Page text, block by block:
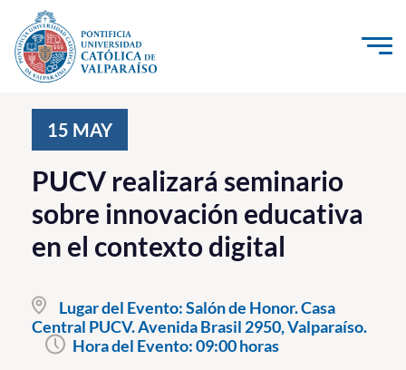
Click acá para ir directamente al contenido
Investigación, Creación e Innovación
PUCV Internacional
Vinculación con el Medio
Pregrado
Postgrado
15 MAY
PUCV realizará seminario
sobre innovación educativa
en el contexto digital
Lugar del Evento:Salón de Honor. Casa
Central PUCV. Avenida Brasil 2950, Valparaíso.
Hora del Evento:09:00 horas